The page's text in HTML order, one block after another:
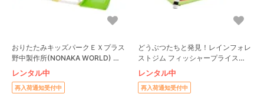
おりたたみキッズパークＥＸプラス
野中製作所(NONAKA WORLD) ジ
ャングルジム
レンタル中
再入荷通知受付中
どうぶつたちと発見！レインフォレ
ストジム フィッシャープライス
(FisherPrice)
レンタル中
再入荷通知受付中